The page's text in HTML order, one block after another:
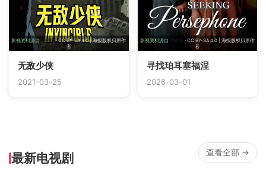
影视资料源自TMDB· CC BY-SA 4.0 | 海报版权归原作
者
无敌少侠
2021-03-25
影视资料源自 TMDB· CC BY-SA 4.0 | 海报版权归原作
者
寻找珀耳塞福涅
2026-03-01
最新电视剧 查看全部 →